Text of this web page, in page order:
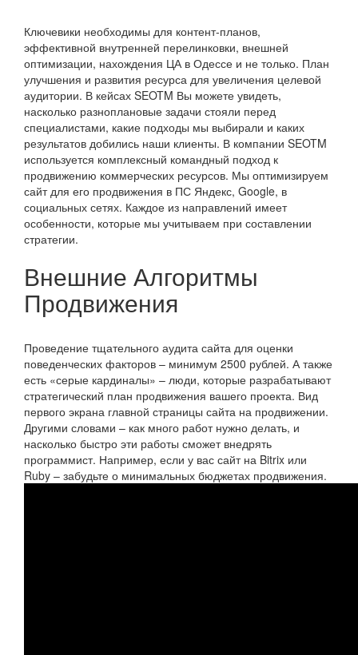
Ключевики необходимы для контент-планов,
эффективной внутренней перелинковки, внешней
оптимизации, нахождения ЦА в Одессе и не только. План
улучшения и развития ресурса для увеличения целевой
аудитории. В кейсах SEOTM Вы можете увидеть,
насколько разноплановые задачи стояли перед
специалистами, какие подходы мы выбирали и каких
результатов добились наши клиенты. В компании SEOTM
используется комплексный командный подход к
продвижению коммерческих ресурсов. Мы оптимизируем
сайт для его продвижения в ПС Яндекс, Google, в
социальных сетях. Каждое из направлений имеет
особенности, которые мы учитываем при составлении
стратегии.
Внешние Алгоритмы
Продвижения
Проведение тщательного аудита сайта для оценки
поведенческих факторов – минимум 2500 рублей. А также
есть «серые кардиналы» – люди, которые разрабатывают
стратегический план продвижения вашего проекта. Вид
первого экрана главной страницы сайта на продвижении.
Другими словами – как много работ нужно делать, и
насколько быстро эти работы сможет внедрять
программист. Например, если у вас сайт на Bitrix или
Ruby – забудьте о минимальных бюджетах продвижения.